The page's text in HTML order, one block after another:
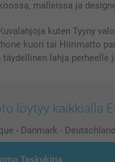
Taskukirja
malleissa ja
kuten Tyyny
kuori tai Hiirimatto
täydellinen lahja perheelle
löytyy kaikkialla
- Danmark - Deutschland